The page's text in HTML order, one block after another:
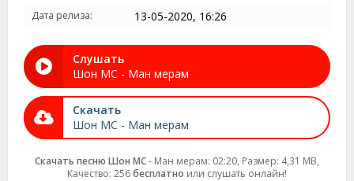
Дата релиза: 13-05-2020, 16:26
Слушать
Шон МС - Ман мерам
Скачать
Шон МС - Ман мерам
Скачать песню Шон МС- Ман мерам: 02:20, Размер: 4,31 MB,
Качество: 256бесплатно или слушать онлайн!